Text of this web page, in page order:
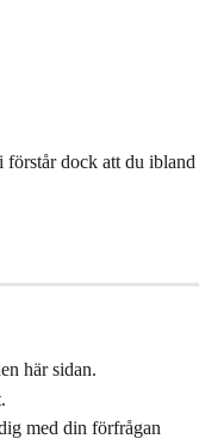
förstår dock att du ibland
här sidan.
med din förfrågan